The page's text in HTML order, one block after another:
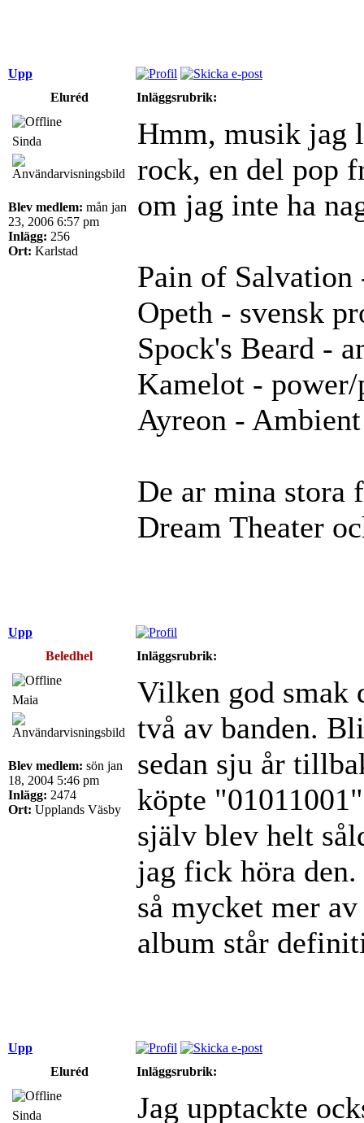
Upp
Eluréd
Inläggsrubrik:
Sinda
Blev medlem: mån jan
23, 2006 6:57 pm
Inlägg: 256
Ort: Karlstad
Hmm, musik jag
rock, en del pop
om jag inte ha
Pain of Salvation
Opeth - svensk
Spock's Beard -
Kamelot -
Ayreon -
De ar mina stora
Dream Theater
Upp
Beledhel
Inläggsrubrik:
Maia
Blev medlem: sön jan
18, 2004 5:46 pm
Inlägg: 2474
Ort: Upplands Väsby
Vilken god smak
två av banden.
sedan sju år
köpte
själv blev helt
jag fick höra den.
så mycket mer
album står
Upp
Eluréd
Inläggsrubrik:
Sinda Jag upptackte